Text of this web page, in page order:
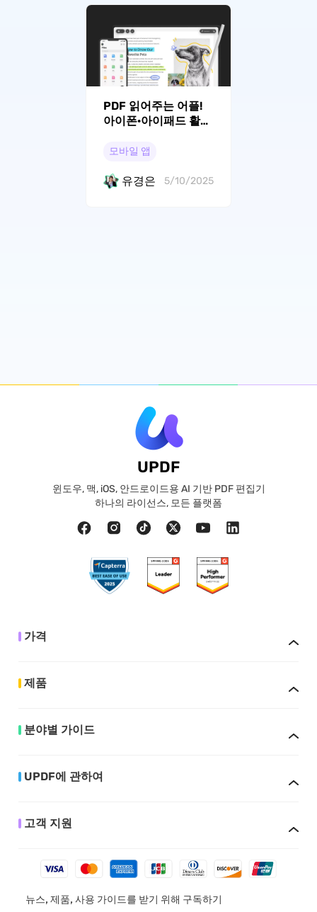
PDF 읽어주는 어플!
아이폰·아이패드 활용
모바일 앱
유경은 5/10/2025
UPDF
윈도우, 맥, iOS, 안드로이드용 AI 기반 PDF 편집기
하나의 라이선스, 모든 플랫폼
가격
제품
분야별 가이드
UPDF에 관하여
고객 지원
뉴스, 제품, 사용 가이드를 받기 위해 구독하기